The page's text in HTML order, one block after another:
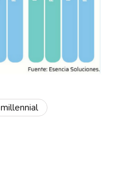
millennial